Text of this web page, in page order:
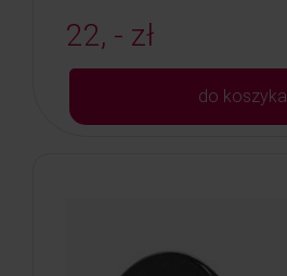
22, - zł
do koszyka